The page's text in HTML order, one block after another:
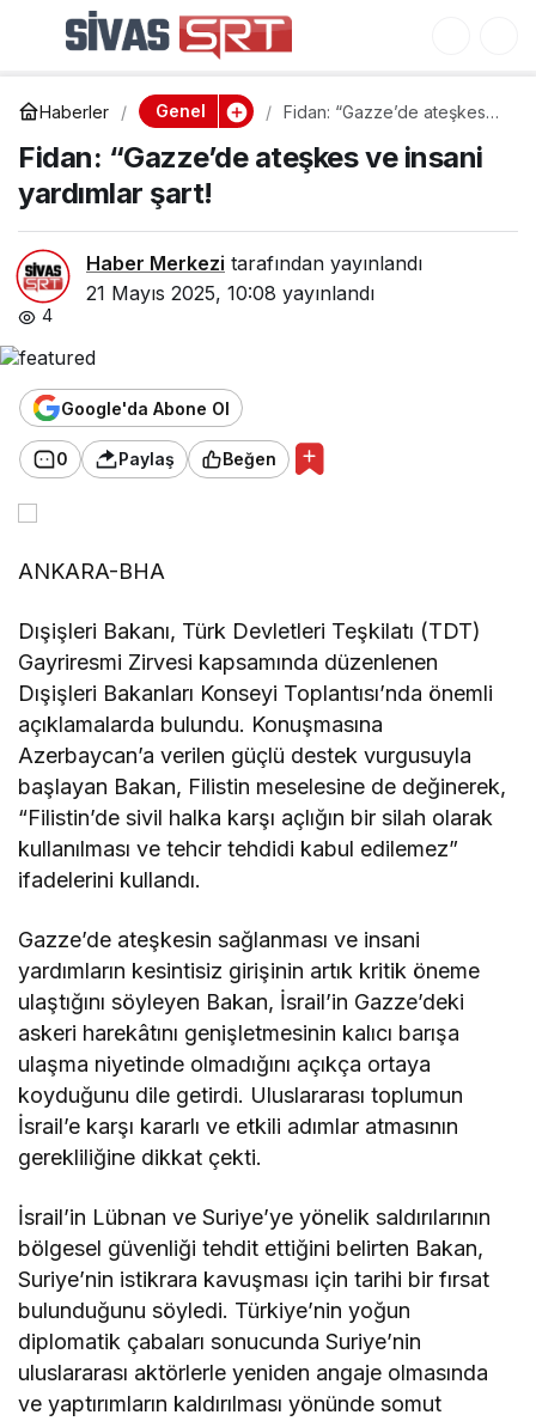
Haberler Genel
Fidan: “Gazze’de ateşkes
Fidan: “Gazze’de ateşkes ve insani
yardımlar şart!
Haber Merkezi tarafından yayınlandı
21 Mayıs 2025, 10:08 yayınlandı
4
Google'da Abone Ol
0 Paylaş Beğen
ANKARA-BHA
Dışişleri Bakanı, Türk Devletleri Teşkilatı (TDT)
Gayriresmi Zirvesi kapsamında düzenlenen
Dışişleri Bakanları Konseyi Toplantısı’nda önemli
açıklamalarda bulundu. Konuşmasına
Azerbaycan’a verilen güçlü destek vurgusuyla
başlayan Bakan, Filistin meselesine de değinerek,
“Filistin’de sivil halka karşı açlığın bir silah olarak
kullanılması ve tehcir tehdidi kabul edilemez”
ifadelerini kullandı.
Gazze’de ateşkesin sağlanması ve insani
yardımların kesintisiz girişinin artık kritik öneme
ulaştığını söyleyen Bakan, İsrail’in Gazze’deki
askeri harekâtını genişletmesinin kalıcı barışa
ulaşma niyetinde olmadığını açıkça ortaya
koyduğunu dile getirdi. Uluslararası toplumun
İsrail’e karşı kararlı ve etkili adımlar atmasının
gerekliliğine dikkat çekti.
İsrail’in Lübnan ve Suriye’ye yönelik saldırılarının
bölgesel güvenliği tehdit ettiğini belirten Bakan,
Suriye’nin istikrara kavuşması için tarihi bir fırsat
bulunduğunu söyledi. Türkiye’nin yoğun
diplomatik çabaları sonucunda Suriye’nin
uluslararası aktörlerle yeniden angaje olmasında
ve yaptırımların kaldırılması yönünde somut
İzmit Körfezi’nde 100